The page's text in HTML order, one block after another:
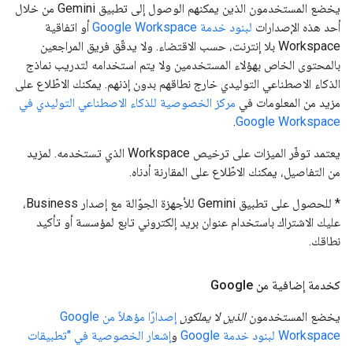
يخضع المستخدمون الذين يمكنهم الوصول إلى تطبيق Gemini من خلال
أحد هذه الإصدارات لبنود خدمة Google Workspace
أو اتفاقية
Workspace بلا إنترنت، حسب الاقتضاء. ولا يدقّق فريق المراجعين
بالمحتوى الخاص بهؤلاء المستخدمين ولا يتم استخدامه لتدريب نماذج
الذكاء الاصطناعي التوليدي خارج نطاقهم بدون إذنهم. يمكنك الاطّلاع على
مزيد من المعلومات في مركز الخصوصية للذكاء الاصطناعي التوليدي في
Google Workspace
.
يعتمد توفّر الميزات على ترخيص Workspace الذي تستخدمه. لمزيد
من التفاصيل، يمكنك الاطّلاع على المقارنة أدناه.
* للحصول على تطبيق Gemini للأجهزة الجوّالة مع إصدار Business،
عليك الاشتراك باستخدام عنوان بريد إلكتروني تابع لمؤسسة أو تأكيد
نطاقك.
كخدمة إضافية من Google
يخضع المستخدمونالذين لا يملكون
إصدارًا مؤهلاً من Google
Workspace لبنود خدمة Google وإشعار الخصوصية في "تطبيقات